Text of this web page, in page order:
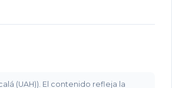
(UAH)). El contenido refleja la